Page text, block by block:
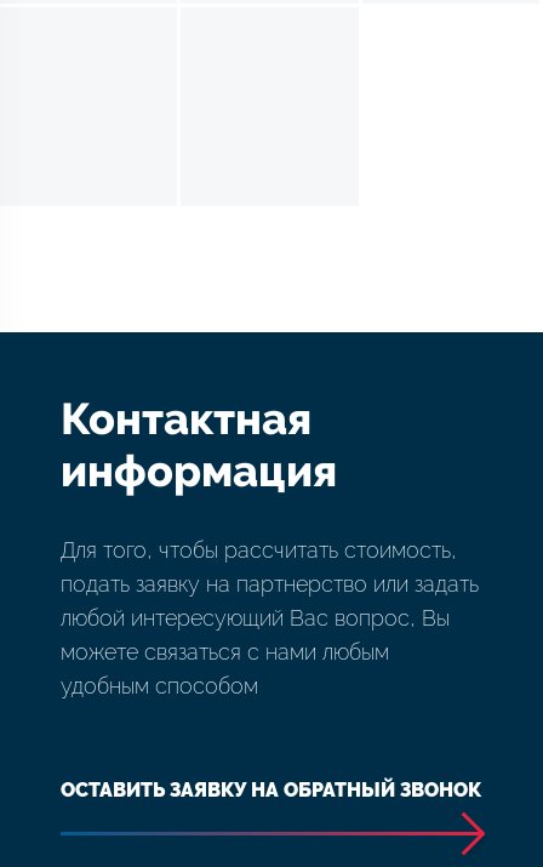
Контактная
информация
Для того, чтобы рассчитать стоимость,
подать заявку на партнерство или задать
любой интересующий Вас вопрос, Вы
можете связаться с нами любым
удобным способом
ОСТАВИТЬ ЗАЯВКУ НА ОБРАТНЫЙ ЗВОНОК